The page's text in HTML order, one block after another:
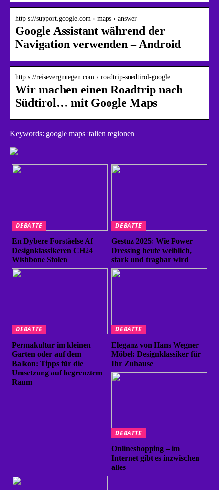
http s://support.google.com › maps › answer
Google Assistant während der
Navigation verwenden – Android
http s://reisevergnuegen.com › roadtrip-suedtirol-google…
Wir machen einen Roadtrip nach
Südtirol… mit Google Maps
Keywords: google maps italien regionen
DEBATTE
En Dybere Forståelse Af
Designklassikeren CH24
Wishbone Stolen
DEBATTE
Gestuz 2025: Wie Power
Dressing heute weiblich,
stark und tragbar wird
DEBATTE
Permakultur im kleinen
Garten oder auf dem
Balkon: Tipps für die
Umsetzung auf begrenztem
Raum
DEBATTE
Eleganz von Hans Wegner
Möbel: Designklassiker für
Ihr Zuhause
DEBATTE
Onlineshopping – im
Internet gibt es inzwischen
alles